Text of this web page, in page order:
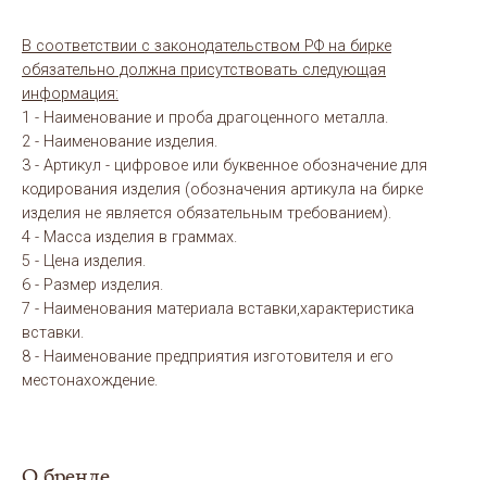
В соответствии с законодательством РФ на бирке
обязательно должна присутствовать следующая
информация:
1 - Наименование и проба драгоценного металла.
2 - Наименование изделия.
3 - Артикул - цифровое или буквенное обозначение для
кодирования изделия (обозначения артикула на бирке
изделия не является обязательным требованием).
4 - Масса изделия в граммах.
5 - Цена изделия.
6 - Размер изделия.
7 - Наименования материала вставки,характеристика
вставки.
8 - Наименование предприятия изготовителя и его
местонахождение.